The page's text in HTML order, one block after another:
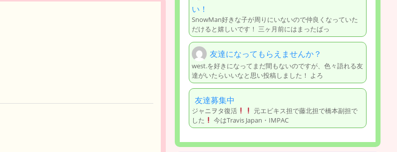
い！
SnowMan好きな子が周りにいないので仲良くなっていた
だけると嬉しいです！ 三ヶ月前にはまったばっ
友達になってもらえませんか？
west.を好きになってまだ間もないのですが、色々語れる友
達がいたらいいなと思い投稿しました！ よろ
友達募集中
ジャニヲタ復活
元エビキス担で藤北担で橋本副担で
した
今はTravis Japan・IMPAC